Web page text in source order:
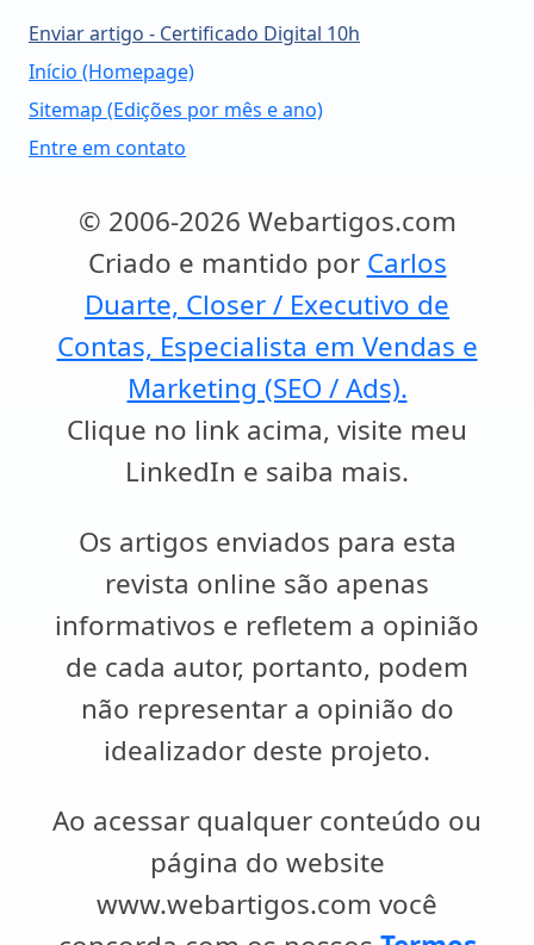
Enviar artigo - Certificado Digital 10h
Início (Homepage)
Sitemap (Edições por mês e ano)
Entre em contato
© 2006-2026 Webartigos.com
Criado e mantido por Carlos
Duarte, Closer / Executivo de
Contas, Especialista em Vendas e
Marketing (SEO / Ads).
Clique no link acima, visite meu
LinkedIn e saiba mais.
Os artigos enviados para esta
revista online são apenas
informativos e refletem a opinião
de cada autor, portanto, podem
não representar a opinião do
idealizador deste projeto.
Ao acessar qualquer conteúdo ou
página do website
www.webartigos.com você